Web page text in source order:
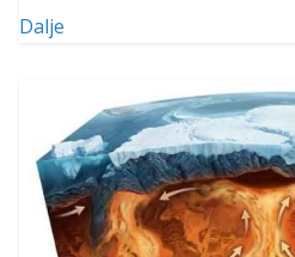
Dalje